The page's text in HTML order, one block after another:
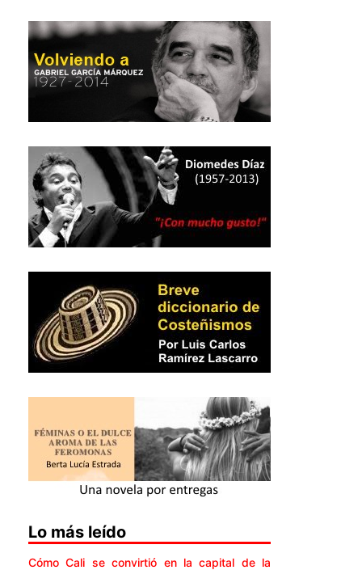
Lo más leído
Cómo Cali se convirtió en la capital de la